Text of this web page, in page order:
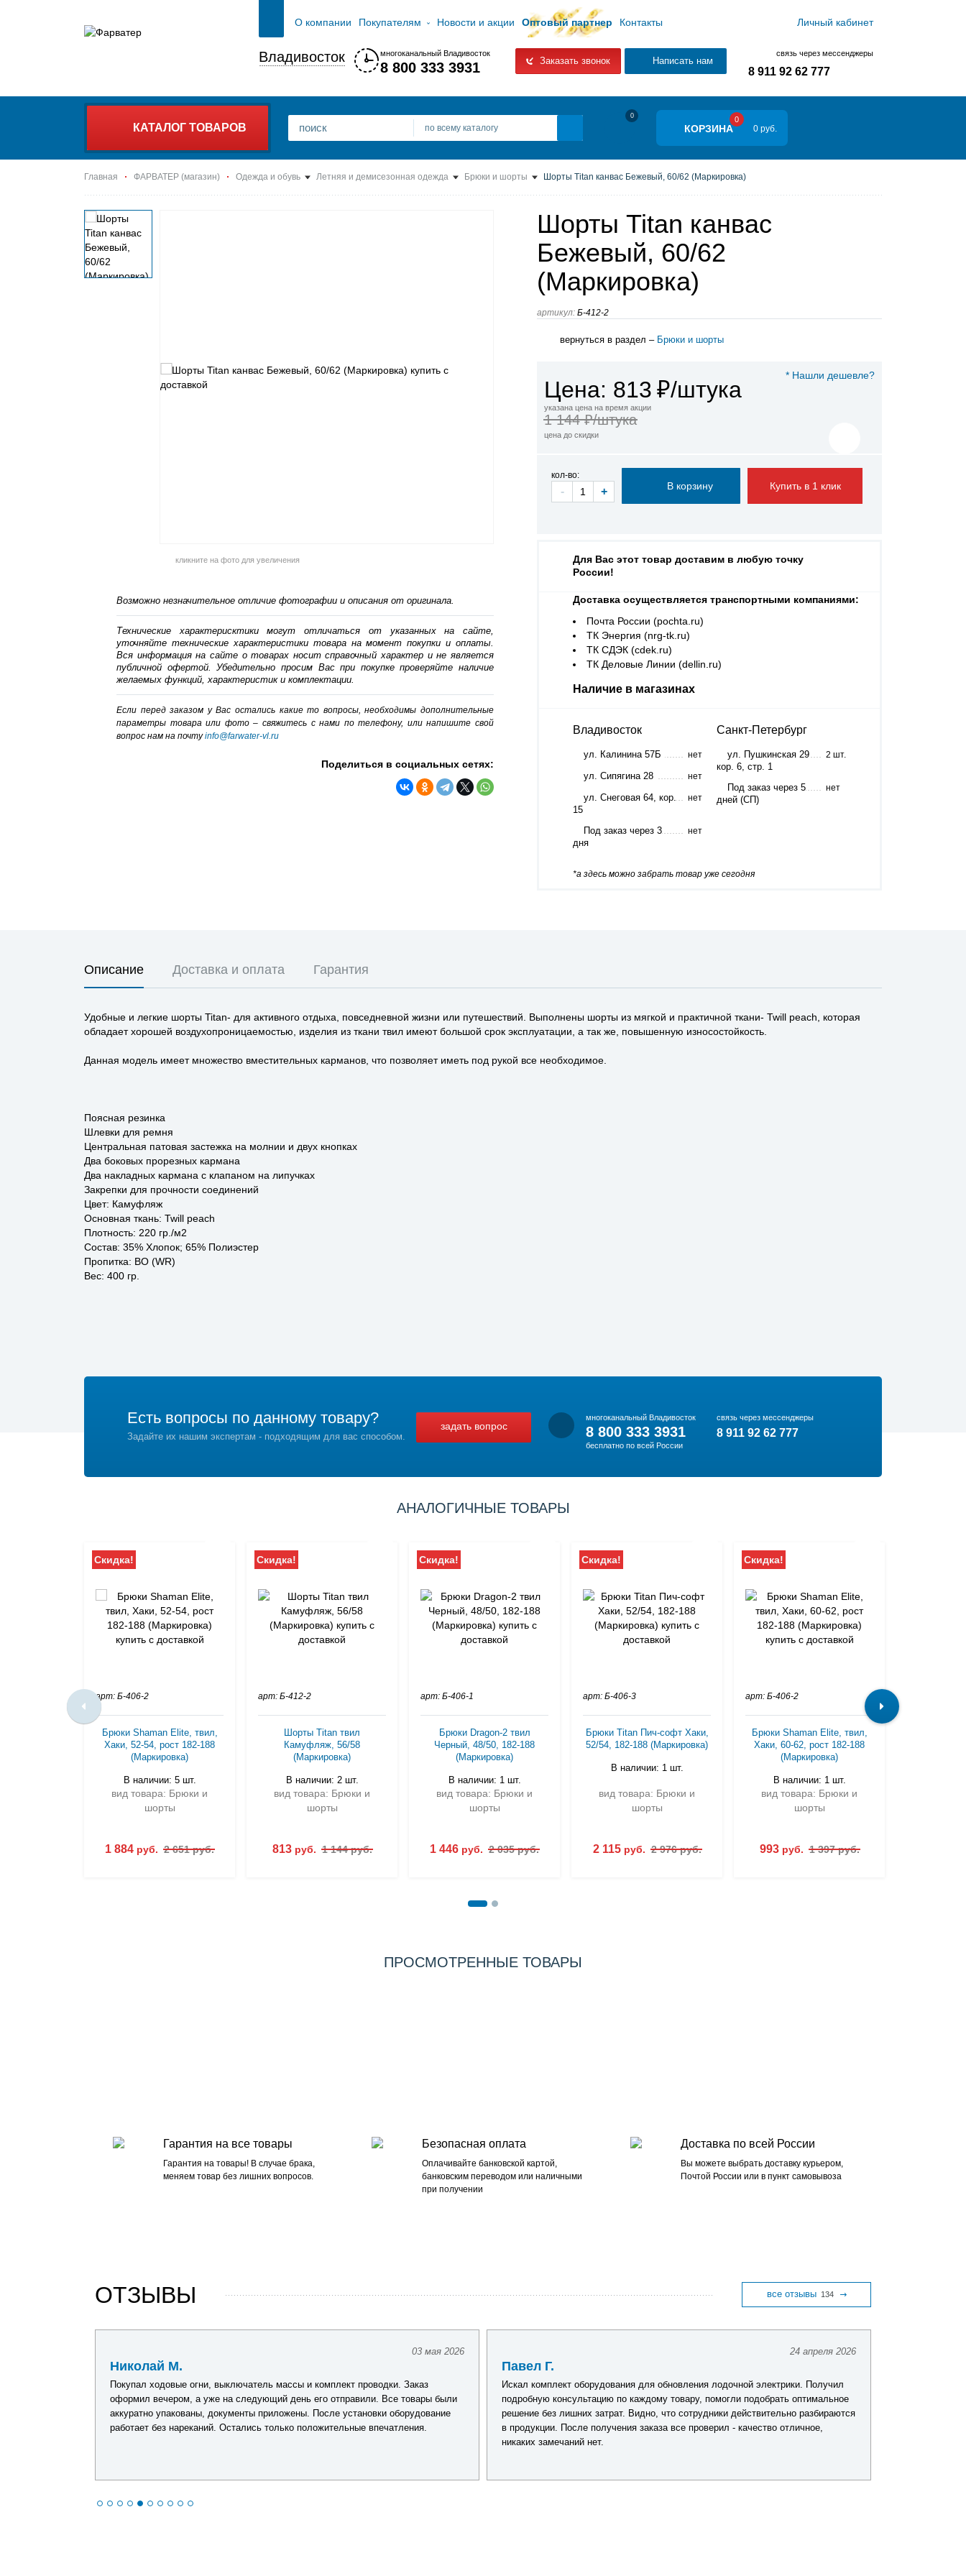
О компании Покупателям Новости и акции Оптовый партнер Контакты Личный кабинет
Владивосток многоканальный Владивосток
8 800 333 3931 Заказать звонок Написать нам
связь через мессенджеры
8 911 92 62 777
КАТАЛОГ ТОВАРОВ по всему каталогу
0
КОРЗИНА
0
0 руб.
Главная ФАРВАТЕР (магазин) Одежда и обувь Летняя и демисезонная одежда Брюки и шорты Шорты Titan канвас Бежевый, 60/62 (Маркировка)
Шорты Titan канвас
Бежевый, 60/62
(Маркировка)
артикул: Б-412-2
вернуться в раздел – Брюки и шорты
кликните на фото для увеличения
Возможно незначительное отличие фотографии и описания от оригинала.
Технические характерисктики могут отличаться от указанных на сайте,
уточняйте технические характеристики товара на момент покупки и оплаты.
Вся информация на сайте о товарах носит справочный характер и не является
публичной офертой. Убедительно просим Вас при покупке проверяйте наличие
желаемых функций, характеристик и комплектации.
Если перед заказом у Вас остались какие то вопросы, необходимы дополнительные
параметры товара или фото – cвяжитесь с нами по телефону, или напишите свой
вопрос нам на почтуinfo@farwater-vl.ru
Поделиться в социальных сетях:
* Нашли дешевле?
Цена: 813 ₽/штука
указана цена на время акции
1 144 ₽/штука
цена до скидки
кол-во:
- + Купить в 1 клик
Для Вас этот товар доставим в любую точку
России!
Доставка осуществляется транспортными компаниями:
Почта России (pochta.ru)
ТК Энергия (nrg-tk.ru)
ТК СДЭК (cdek.ru)
ТК Деловые Линии (dellin.ru)
Наличие в магазинах
Владивосток
ул. Калинина 57Б нет
ул. Сипягина 28 нет
ул. Снеговая 64, кор.
15
нет
Под заказ через 3
дня
нет
Санкт-Петербург
ул. Пушкинская 29
кор. 6, стр. 1
2 шт.
Под заказ через 5
дней (СП)
нет
*а здесь можно забрать товар уже сегодня
Описание Доставка и оплата Гарантия
Удобные и легкие шорты Titan- для активного отдыха, повседневной жизни или путешествий. Выполнены шорты из мягкой и практичной ткани- Twill peach, которая
обладает хорошей воздухопроницаемостью, изделия из ткани твил имеют большой срок эксплуатации, а так же, повышенную износостойкость.
Данная модель имеет множество вместительных карманов, что позволяет иметь под рукой все необходимое.
Поясная резинка
Шлевки для ремня
Центральная патовая застежка на молнии и двух кнопках
Два боковых прорезных кармана
Два накладных кармана с клапаном на липучках
Закрепки для прочности соединений
Цвет: Камуфляж
Основная ткань: Twill peach
Плотность: 220 гр./м2
Состав: 35% Хлопок; 65% Полиэстер
Пропитка: ВО (WR)
Вес: 400 гр.
Есть вопросы по данному товару?
Задайте их нашим экспертам - подходящим для вас способом.
задать вопрос
многоканальный Владивосток
8 800 333 3931
бесплатно по всей России
связь через мессенджеры
8 911 92 62 777
АНАЛОГИЧНЫЕ ТОВАРЫ
Скидка!
арт: Б-406-2
Брюки Shaman Elite, твил,
Хаки, 52-54, рост 182-188
(Маркировка)
В наличии: 5 шт.
вид товара: Брюки и
шорты
1 884 руб. 2 651 руб.
Скидка!
арт: Б-412-2
Шорты Titan твил
Камуфляж, 56/58
(Маркировка)
В наличии: 2 шт.
вид товара: Брюки и
шорты
813руб. 1 144 руб.
Скидка!
арт: Б-406-1
Брюки Dragon-2 твил
Черный, 48/50, 182-188
(Маркировка)
В наличии: 1 шт.
вид товара: Брюки и
шорты
1 446 руб. 2 035 руб.
Скидка!
арт: Б-406-3
Брюки Titan Пич-софт Хаки,
52/54, 182-188 (Маркировка)
В наличии: 1 шт.
вид товара: Брюки и
шорты
2 115руб. 2 976 руб.
Скидка!
арт: Б-406-2
Брюки Shaman Elite, твил,
Хаки, 60-62, рост 182-188
(Маркировка)
В наличии: 1 шт.
вид товара: Брюки и
шорты
993руб. 1 397 руб.
ПРОСМОТРЕННЫЕ ТОВАРЫ
Гарантия на все товары
Гарантия на товары! В случае брака,
меняем товар без лишних вопросов.
Безопасная оплата
Оплачивайте банковской картой,
банковским переводом или наличными
при получении
Доставка по всей России
Вы можете выбрать доставку курьером,
Почтой России или в пункт самовывоза
ОТЗЫВЫ
03 мая 2026
Николай М.
Покупал ходовые огни, выключатель массы и комплект проводки. Заказ
оформил вечером, а уже на следующий день его отправили. Все товары были
аккуратно упакованы, документы приложены. После установки оборудование
работает без нареканий. Остались только положительные впечатления.
24 апреля 2026
Павел Г.
Искал комплект оборудования для обновления лодочной электрики. Получил
подробную консультацию по каждому товару, помогли подобрать оптимальное
решение без лишних затрат. Видно, что сотрудники действительно разбираются
в продукции. После получения заказа все проверил - качество отличное,
никаких замечаний нет.
все отзывы 134